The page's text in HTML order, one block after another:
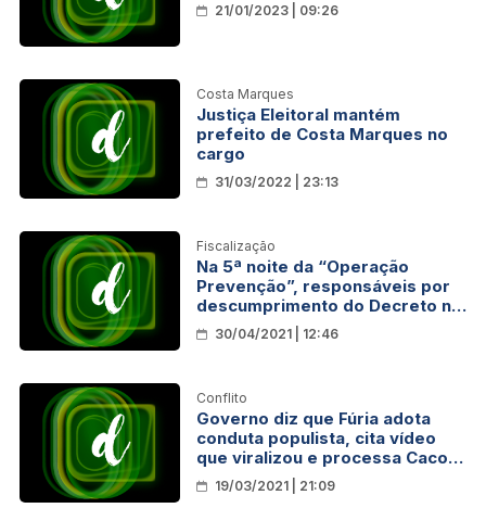
21/01/2023 | 09:26
Costa Marques
Justiça Eleitoral mantém
prefeito de Costa Marques no
cargo
31/03/2022 | 23:13
Fiscalização
Na 5ª noite da “Operação
Prevenção”, responsáveis por
descumprimento do Decreto n°
25.859 foram notificados
30/04/2021 | 12:46
Conflito
Governo diz que Fúria adota
conduta populista, cita vídeo
que viralizou e processa Cacoal
por descumprimento de
decreto
19/03/2021 | 21:09